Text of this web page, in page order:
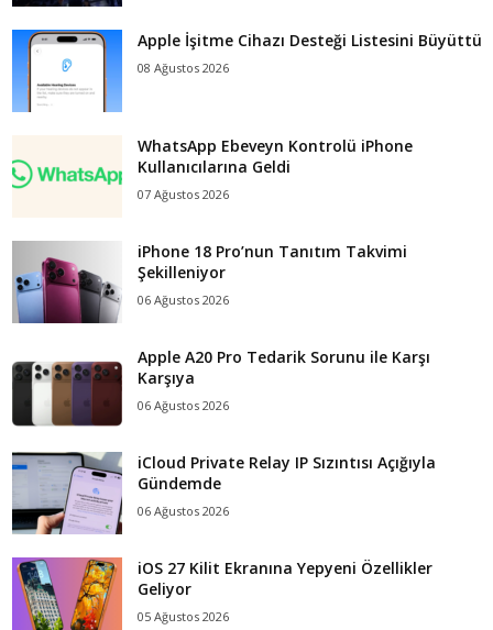
Apple İşitme Cihazı Desteği Listesini Büyüttü
08 Ağustos 2026
WhatsApp Ebeveyn Kontrolü iPhone
Kullanıcılarına Geldi
07 Ağustos 2026
iPhone 18 Pro’nun Tanıtım Takvimi
Şekilleniyor
06 Ağustos 2026
Apple A20 Pro Tedarik Sorunu ile Karşı
Karşıya
06 Ağustos 2026
iCloud Private Relay IP Sızıntısı Açığıyla
Gündemde
06 Ağustos 2026
iOS 27 Kilit Ekranına Yepyeni Özellikler
Geliyor
05 Ağustos 2026